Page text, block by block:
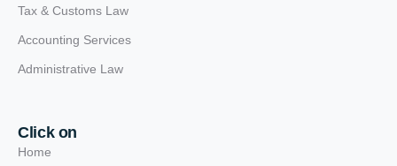
Tax & Customs Law
Accounting Services
Administrative Law
Click on
Home